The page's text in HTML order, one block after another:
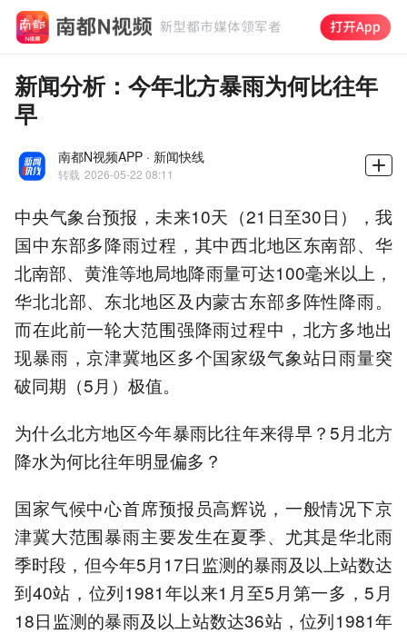
新闻分析：今年北方暴雨为何比往年
早
南都N视频APP · 新闻快线
转载 2026-05-22 08:11
中央气象台预报，未来10天（21日至30日），我
国中东部多降雨过程，其中西北地区东南部、华
北南部、黄淮等地局地降雨量可达100毫米以上，
华北北部、东北地区及内蒙古东部多阵性降雨。
而在此前一轮大范围强降雨过程中，北方多地出
现暴雨，京津冀地区多个国家级气象站日雨量突
破同期（5月）极值。
为什么北方地区今年暴雨比往年来得早？5月北方
降水为何比往年明显偏多？
国家气候中心首席预报员高辉说，一般情况下京
津冀大范围暴雨主要发生在夏季、尤其是华北雨
季时段，但今年5月17日监测的暴雨及以上站数达
到40站，位列1981年以来1月至5月第一多，5月
18日监测的暴雨及以上站数达36站，位列1981年